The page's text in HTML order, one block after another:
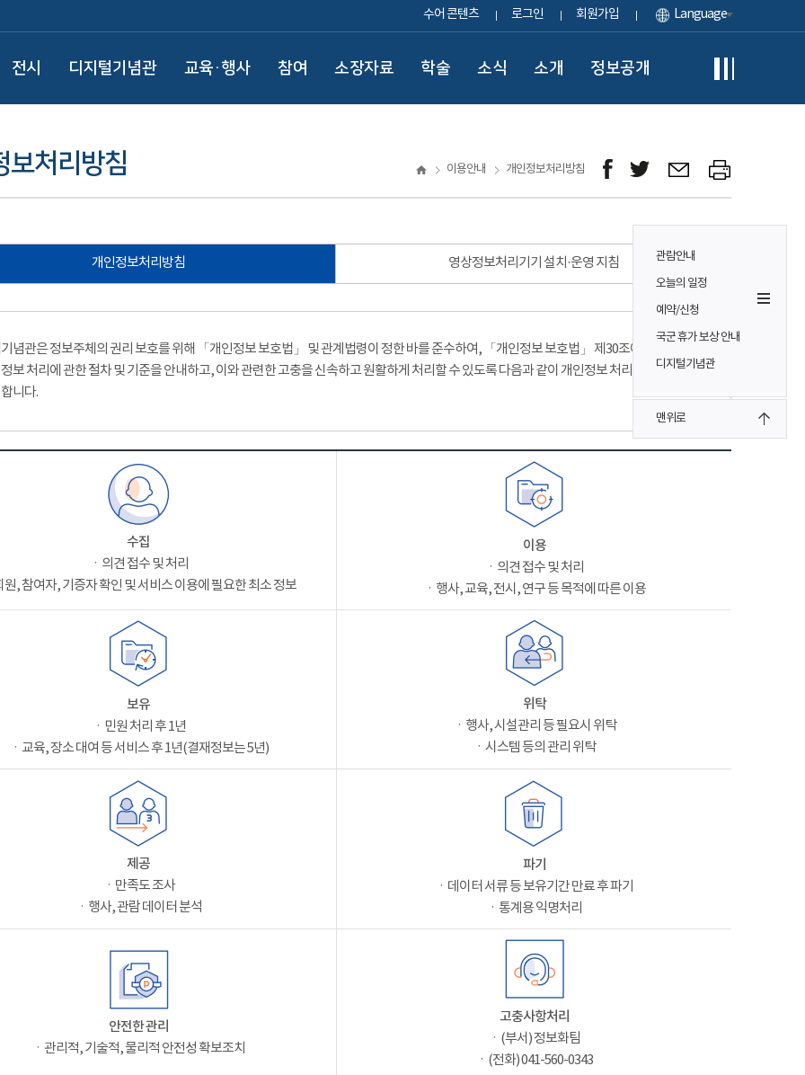
수어 콘텐츠 로그인 회원가입 Language
전시 디지털기념관 교육·행사 참여 소장자료 학술 소식 소개 정보공개
관람안내
오늘의 일정
예약/신청
국군 휴가 보상 안내
디지털기념관
맨위로
보처리방침 이용안내 개인정보처리방침
개인정보처리방침 영상정보처리기기 설치·운영 지침
념관은 정보주체의 권리 보호를 위해 「개인정보 보호법」 및 관계법령이 정한 바를 준수하여, 「개인정보 보호법」 제30조에 따라
보 처리에 관한 절차 및 기준을 안내하고, 이와 관련한 고충을 신속하고 원활하게 처리할 수 있도록 다음과 같이 개인정보 처리방침을
니다.
수집
ㆍ의견 접수 및 처리
원, 참여자, 기증자 확인 및 서비스 이용에 필요한 최소 정보
이용
ㆍ의견 접수 및 처리
ㆍ행사, 교육, 전시, 연구 등 목적에 따른 이용
보유
ㆍ민원 처리 후 1년
ㆍ교육, 장소 대여 등 서비스 후 1년(결재정보는 5년)
위탁
ㆍ행사, 시설관리 등 필요시 위탁
ㆍ시스템 등의 관리 위탁
제공
ㆍ만족도 조사
ㆍ행사, 관람 데이터 분석
파기
ㆍ데이터 서류 등 보유기간 만료 후 파기
ㆍ통계용 익명처리
안전한 관리
ㆍ관리적, 기술적, 물리적 안전성 확보조치
고충사항처리
ㆍ(부서) 정보화팀
ㆍ(전화) 041-560-0343